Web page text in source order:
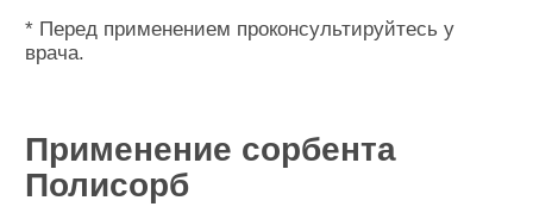
* Перед применением проконсультируйтесь у
врача.
Применение сорбента
Полисорб